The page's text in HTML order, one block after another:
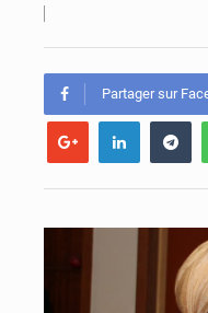
Partager sur